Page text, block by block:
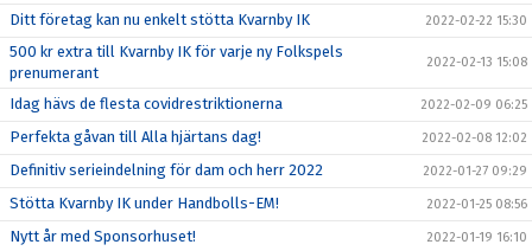
Ditt företag kan nu enkelt stötta Kvarnby IK 2022-02-22 15:30
500 kr extra till Kvarnby IK för varje ny Folkspels
prenumerant
2022-02-13 15:08
Idag hävs de flesta covidrestriktionerna 2022-02-09 06:25
Perfekta gåvan till Alla hjärtans dag! 2022-02-08 12:02
Definitiv serieindelning för dam och herr 2022 2022-01-27 09:29
Stötta Kvarnby IK under Handbolls-EM! 2022-01-25 08:56
Nytt år med Sponsorhuset! 2022-01-19 16:10